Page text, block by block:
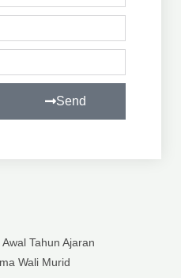
Send
Awal Tahun Ajaran
Wali Murid